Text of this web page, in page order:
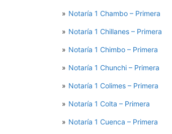
Notaría 1 Chambo – Primera
Notaría 1 Chillanes – Primera
Notaría 1 Chimbo – Primera
Notaría 1 Chunchi – Primera
Notaría 1 Colimes – Primera
Notaría 1 Colta – Primera
Notaría 1 Cuenca – Primera